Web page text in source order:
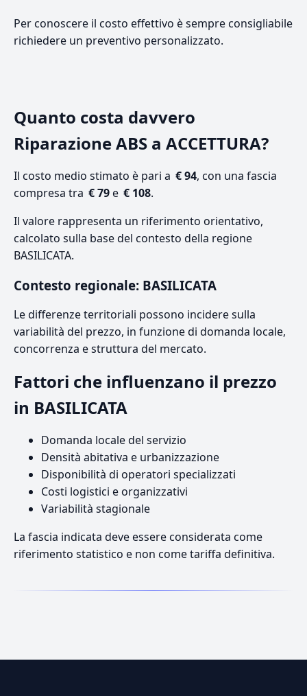
Per conoscere il costo effettivo è sempre consigliabile
richiedere un preventivo personalizzato.
Quanto costa davvero
Riparazione ABS a ACCETTURA?
Il costo medio stimato è pari a € 94, con una fascia
compresa tra € 79e € 108.
Il valore rappresenta un riferimento orientativo,
calcolato sulla base del contesto della regione
BASILICATA.
Contesto regionale: BASILICATA
Le differenze territoriali possono incidere sulla
variabilità del prezzo, in funzione di domanda locale,
concorrenza e struttura del mercato.
Fattori che influenzano il prezzo
in BASILICATA
Domanda locale del servizio
Densità abitativa e urbanizzazione
Disponibilità di operatori specializzati
Costi logistici e organizzativi
Variabilità stagionale
La fascia indicata deve essere considerata come
riferimento statistico e non come tariffa definitiva.